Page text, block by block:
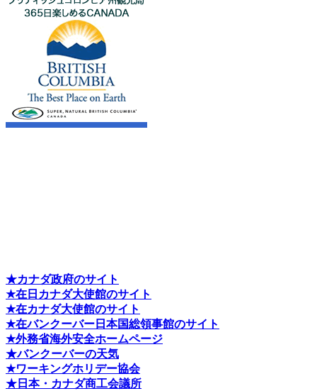
★カナダ政府のサイト
★在日カナダ大使館のサイト
★在カナダ大使館のサイト
★在バンクーバー日本国総領事館のサイト
★外務省海外安全ホームページ
★バンクーバーの天気
★ワーキングホリデー協会
★日本・カナダ商工会議所